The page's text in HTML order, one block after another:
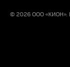
© 2026 ООО «КИОН».